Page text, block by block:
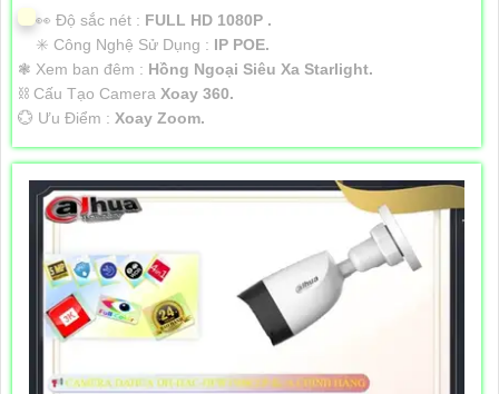
️👀 Độ sắc nét : FULL HD 1080P .
✳️ Công Nghệ Sử Dụng : IP POE.
❃ Xem ban đêm : Hồng Ngoại Siêu Xa Starlight.
⛓ Cấu Tạo Camera Xoay 360.
️💮 Ưu Điểm : Xoay Zoom.